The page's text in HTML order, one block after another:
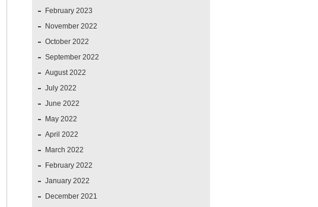
February 2023
November 2022
October 2022
September 2022
August 2022
July 2022
June 2022
May 2022
April 2022
March 2022
February 2022
January 2022
December 2021